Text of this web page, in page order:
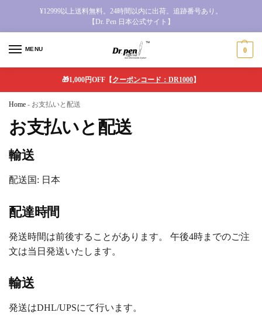
¥12999以上送料無料。24時間以内に出荷。追跡番号あり。
【Dr. Pen 日本公式サイト】
MENU 0
🎁1,000円OFF【クーポンコード：DR1000】
Home - お支払いと配送
お支払いと配送
輸送
配送国: 日本
配達時間
発送時間は前後することがあります。 午後4時までのご注
文は当日発送いたします。
輸送
発送はDHL/UPSにて行います。